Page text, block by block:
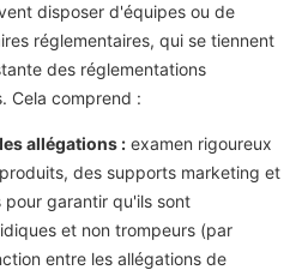
disposer d'équipes ou de
réglementaires, qui se tiennent
des réglementations
Cela comprend :
allégations : examen rigoureux
des supports marketing et
garantir qu'ils sont
et non trompeurs (par
entre les allégations de